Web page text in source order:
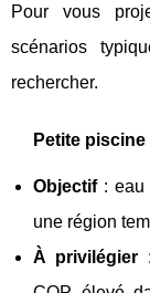
Pour vous
scénarios
rechercher.
Petite piscine
Objectif: eau
une région
À privilégier